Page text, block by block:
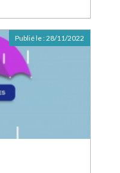
Publié le :28/11/2022